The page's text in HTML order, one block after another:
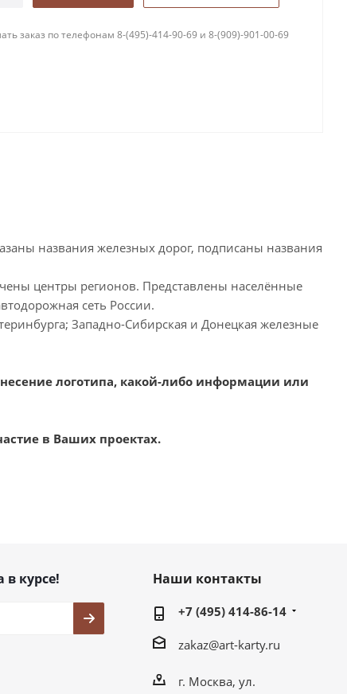
заказ по телефонам 8-(495)-414-90-69 и 8-(909)-901-00-69
названия железных дорог, подписаны названия
центры регионов. Представлены населённые
сеть России.
Западно-Сибирская и Донецкая железные
логотипа, какой-либо информации или
в Ваших проектах.
в курсе! Наши контакты
+7 (495) 414-86-14
zakaz@art-karty.ru
г. Москва, ул.